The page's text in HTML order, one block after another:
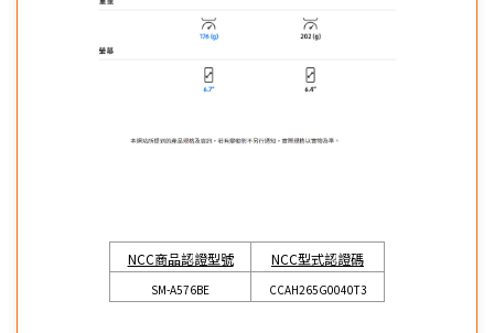
NCC商品認證型號 NCC型式認證碼
SM-A576BE CCAH265G0040T3